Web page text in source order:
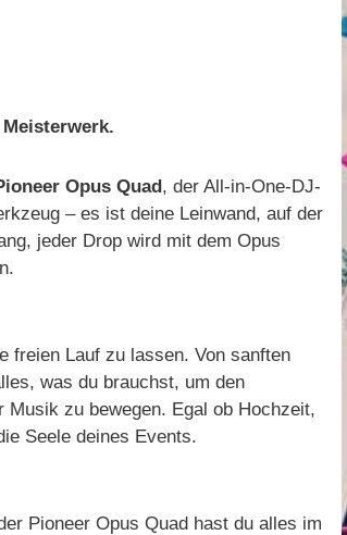
Opus Quad, der All-in-One-DJ-
– es ist deine Leinwand, auf der
jeder Drop wird mit dem Opus
freien Lauf zu lassen. Von sanften
was du brauchst, um den
zu bewegen. Egal ob Hochzeit,
Seele deines Events.
Pioneer Opus Quad hast du alles im